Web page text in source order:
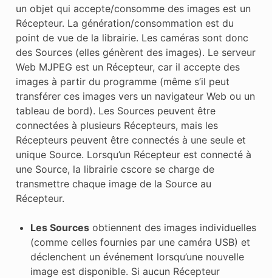
un objet qui accepte/consomme des images est un
Récepteur. La génération/consommation est du
point de vue de la librairie. Les caméras sont donc
des Sources (elles génèrent des images). Le serveur
Web MJPEG est un Récepteur, car il accepte des
images à partir du programme (même s’il peut
transférer ces images vers un navigateur Web ou un
tableau de bord). Les Sources peuvent être
connectées à plusieurs Récepteurs, mais les
Récepteurs peuvent être connectés à une seule et
unique Source. Lorsqu’un Récepteur est connecté à
une Source, la librairie cscore se charge de
transmettre chaque image de la Source au
Récepteur.
Les Sourcesobtiennent des images individuelles
(comme celles fournies par une caméra USB) et
déclenchent un événement lorsqu’une nouvelle
image est disponible. Si aucun Récepteur